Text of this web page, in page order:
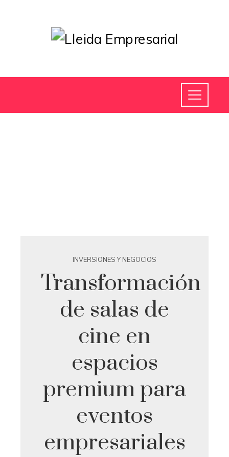
INVERSIONES Y NEGOCIOS
Transformación
de salas de
cine en
espacios
premium para
eventos
empresariales